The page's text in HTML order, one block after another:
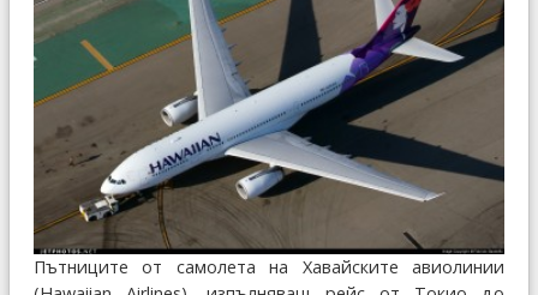
Пътниците от самолета на Хавайските авиолинии